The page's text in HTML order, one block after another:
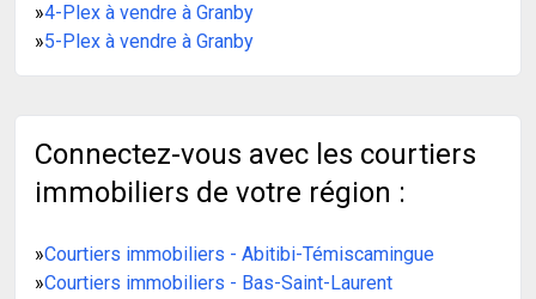
»4-Plex à vendre à Granby
»5-Plex à vendre à Granby
Connectez-vous avec les courtiers
immobiliers de votre région :
»Courtiers immobiliers - Abitibi-Témiscamingue
»Courtiers immobiliers - Bas-Saint-Laurent